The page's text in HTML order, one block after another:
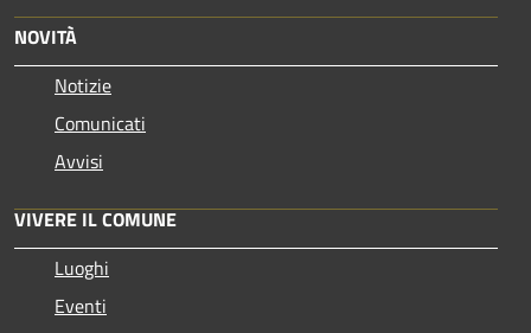
NOVITÀ
Notizie
Comunicati
Avvisi
VIVERE IL COMUNE
Luoghi
Eventi